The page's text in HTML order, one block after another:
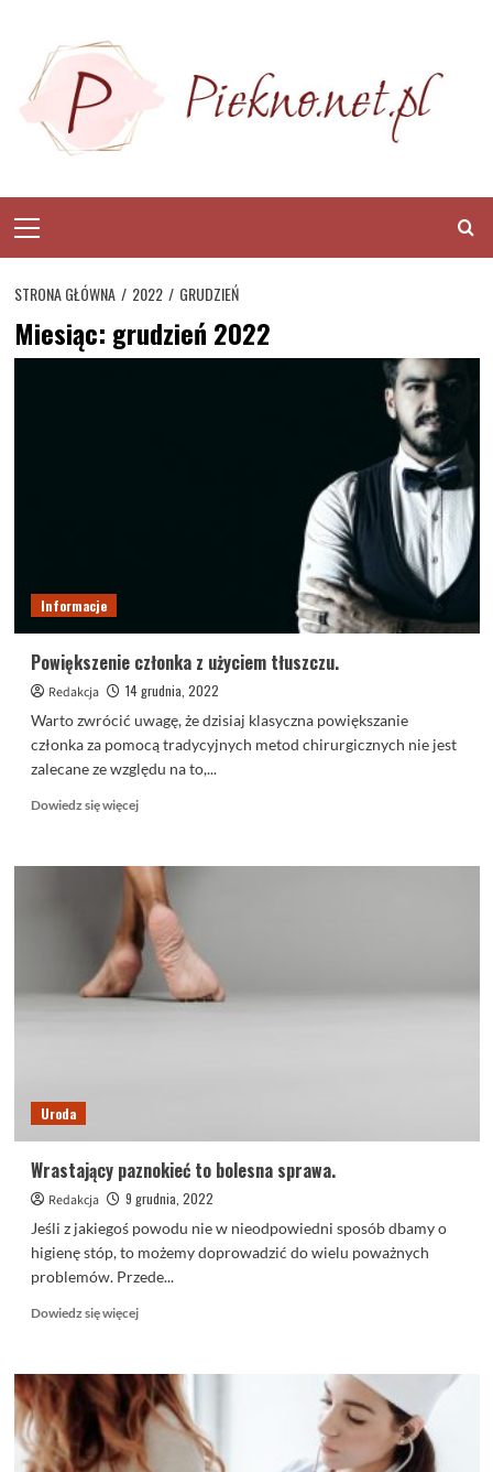
content
Menu
STRONA GŁÓWNA 2022 GRUDZIEŃ
Miesiąc: grudzień 2022
Informacje
Powiększenie członka z użyciem tłuszczu.
Redakcja
14 grudnia, 2022
Warto zwrócić uwagę, że dzisiaj klasyczna powiększanie
członka za pomocą tradycyjnych metod chirurgicznych nie jest
zalecane ze względu na to,...
Dowiedz się więcejDowiedz
o
Powiększenie
członka
z
użyciem
tłuszczu.
Uroda
Wrastający paznokieć to bolesna sprawa.
Redakcja
9 grudnia, 2022
Jeśli z jakiegoś powodu nie w nieodpowiedni sposób dbamy o
higienę stóp, to możemy doprowadzić do wielu poważnych
problemów. Przede...
Dowiedz się więcejDowiedz
o
Wrastający
paznokieć
to
bolesna